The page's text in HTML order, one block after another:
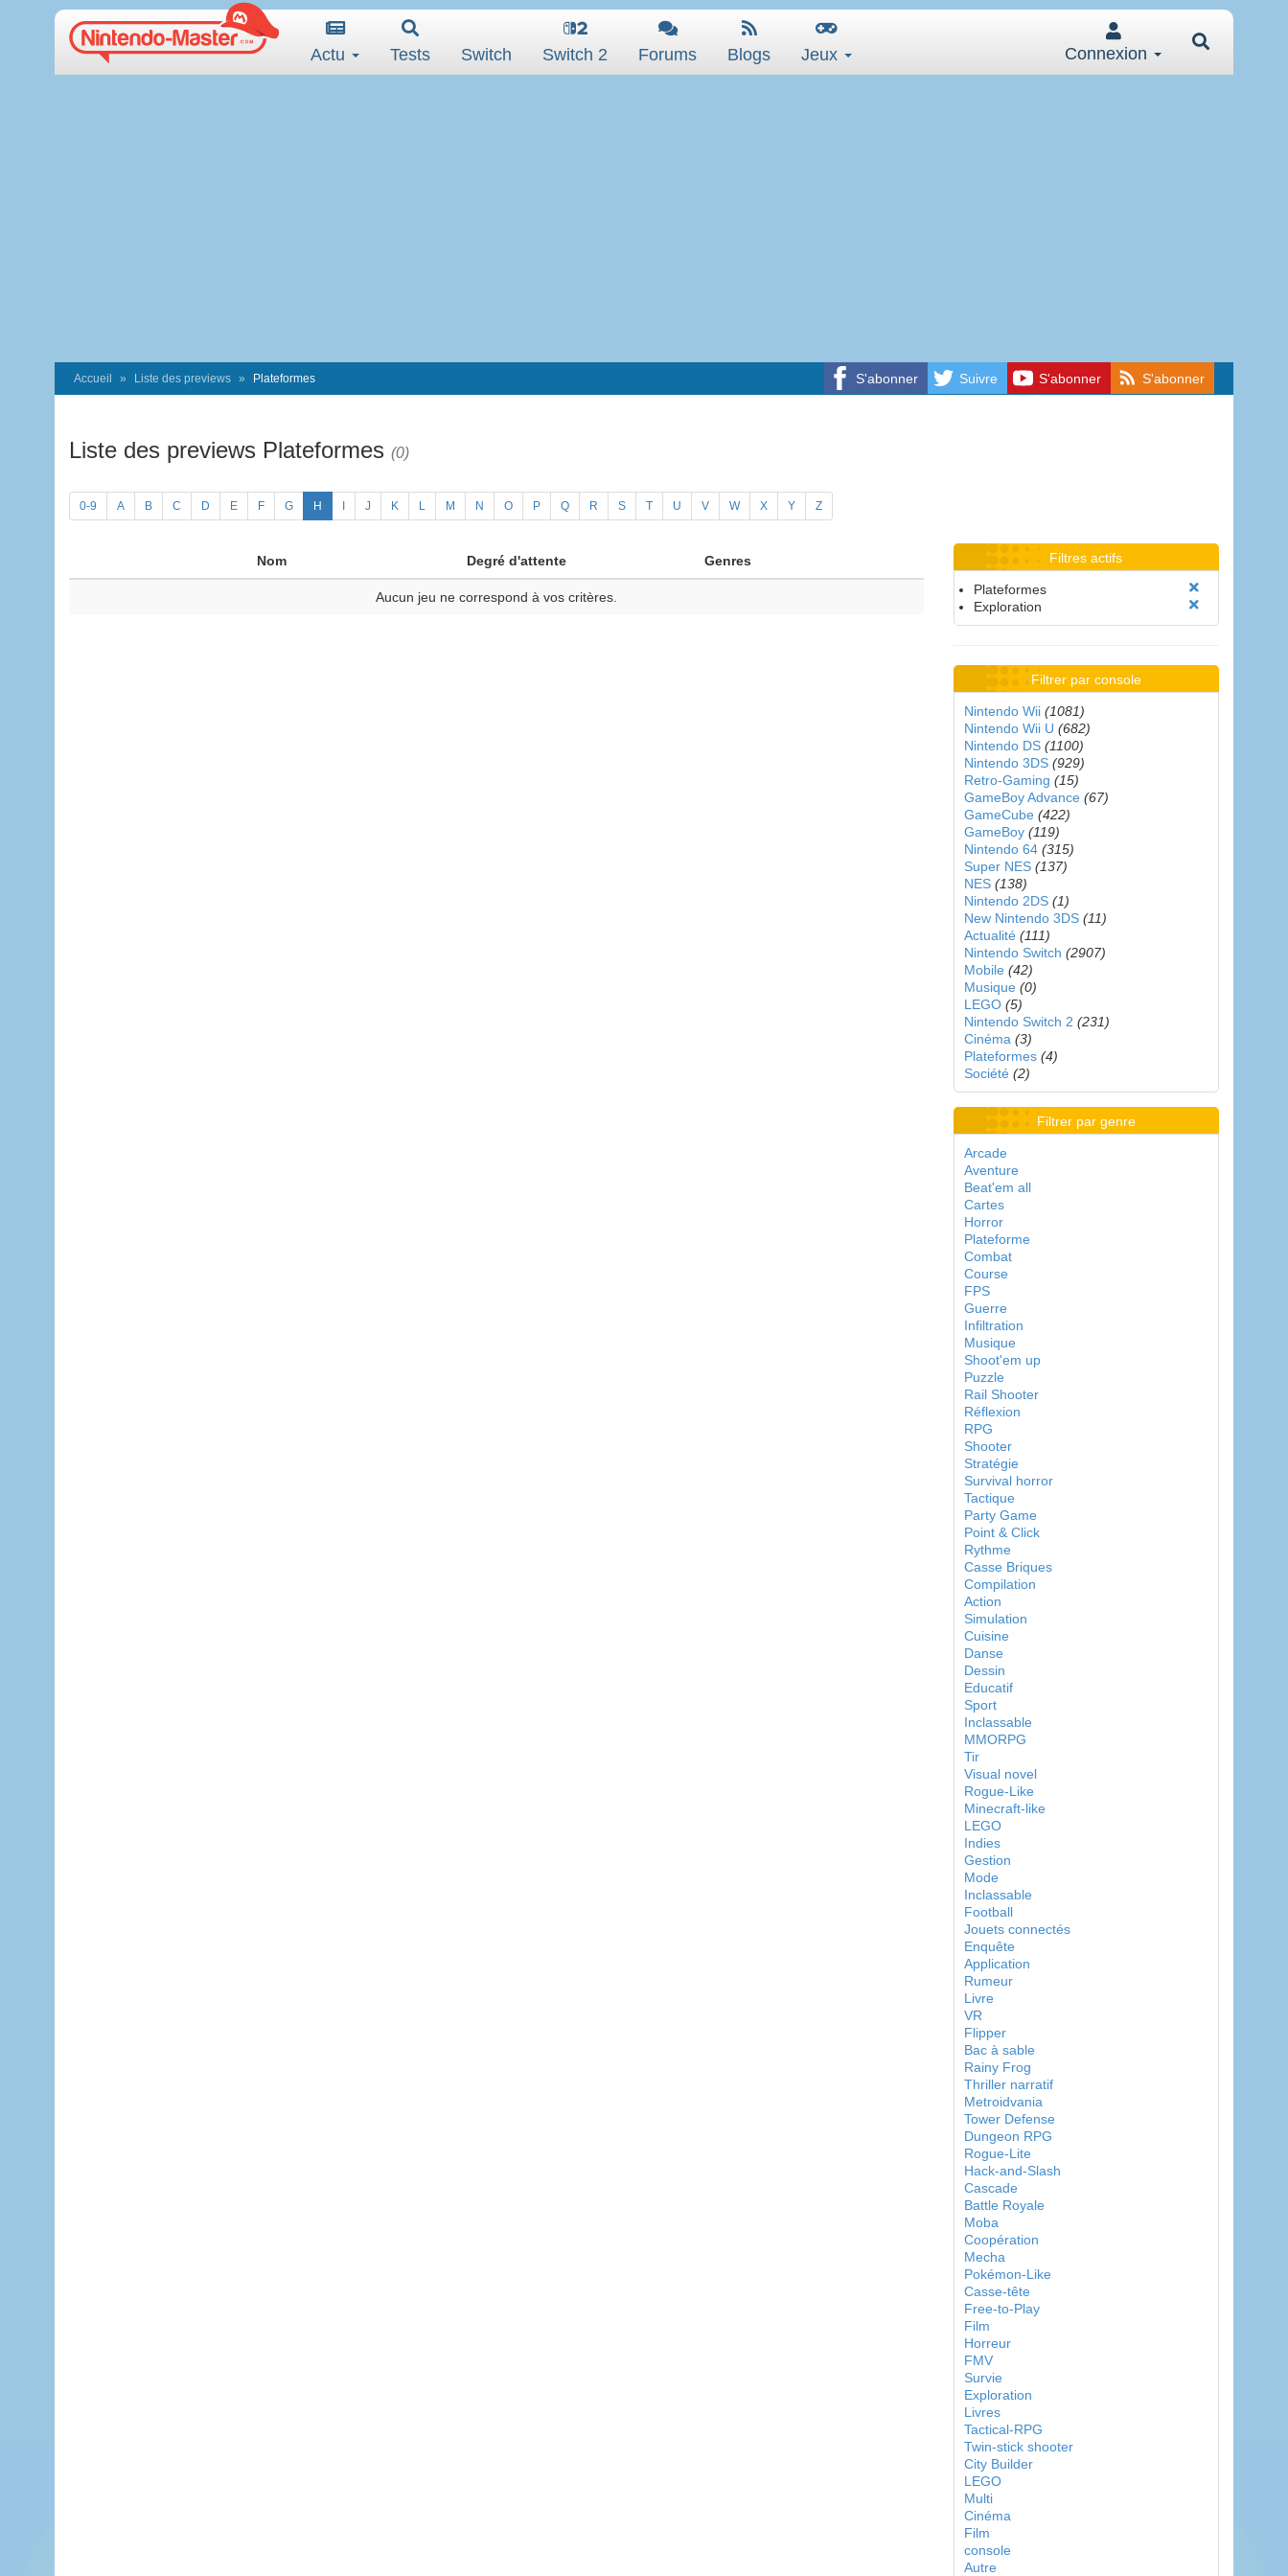
Actu Tests Switch Switch 2 Forums Blogs Jeux Connexion
S'abonner Suivre S'abonner S'abonner
Accueil Liste des previews Plateformes
Liste des previews Plateformes (0)
0-9 A B C D E F G H J K L M N O P Q R S T U V W X Y Z
Nom Degré d'attente Genres
Aucun jeu ne correspond à vos critères.
Filtres actifs
Plateformes
Exploration
Filtrer par console
Nintendo Wii (1081)
Nintendo Wii U (682)
Nintendo DS (1100)
Nintendo 3DS (929)
Retro-Gaming (15)
GameBoy Advance (67)
GameCube (422)
GameBoy (119)
Nintendo 64 (315)
Super NES (137)
NES (138)
Nintendo 2DS (1)
New Nintendo 3DS (11)
Actualité (111)
Nintendo Switch (2907)
Mobile (42)
Musique (0)
LEGO (5)
Nintendo Switch 2 (231)
Cinéma (3)
Plateformes (4)
Société (2)
Filtrer par genre
Arcade
Aventure
Beat'em all
Cartes
Horror
Plateforme
Combat
Course
FPS
Guerre
Infiltration
Musique
Shoot'em up
Puzzle
Rail Shooter
Réflexion
RPG
Shooter
Stratégie
Survival horror
Tactique
Party Game
Point & Click
Rythme
Casse Briques
Compilation
Action
Simulation
Cuisine
Danse
Dessin
Educatif
Sport
Inclassable
MMORPG
Tir
Visual novel
Rogue-Like
Minecraft-like
LEGO
Indies
Gestion
Mode
Inclassable
Football
Jouets connectés
Enquête
Application
Rumeur
Livre
VR
Flipper
Bac à sable
Rainy Frog
Thriller narratif
Metroidvania
Tower Defense
Dungeon RPG
Rogue-Lite
Hack-and-Slash
Cascade
Battle Royale
Moba
Coopération
Mecha
Pokémon-Like
Casse-tête
Free-to-Play
Film
Horreur
FMV
Survie
Exploration
Livres
Tactical-RPG
Twin-stick shooter
City Builder
LEGO
Multi
Cinéma
Film
console
Autre